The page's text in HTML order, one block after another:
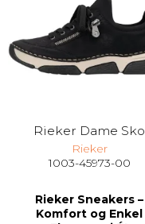
Rieker Dame Sko
Rieker
1003-45973-00
Rieker Sneakers –
Komfort og Enkel